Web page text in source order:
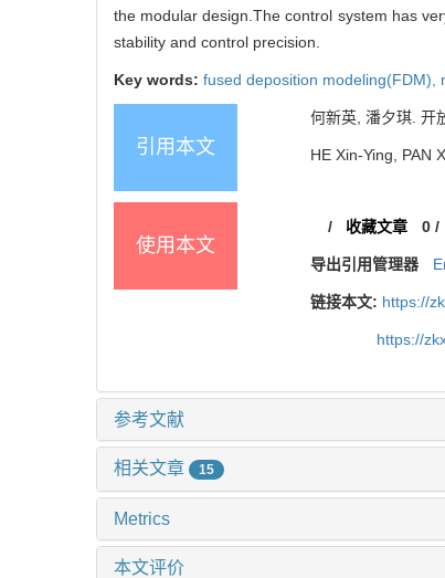
the modular design.The control system has
stability and control precision.
Key words: fused deposition modeling(FDM),
引用本文
何新英, 潘夕琪. 开
HE Xin-Ying, PAN
使用本文
/ 收藏文章 0/
导出引用管理器
链接本文: https://
https://
参考文献
相关文章 15
Metrics
本文评价